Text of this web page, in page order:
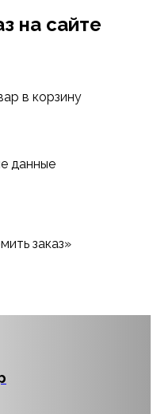
на сайте
в корзину
данные
заказ»